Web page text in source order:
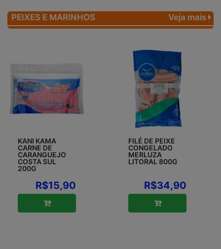
PEIXES E MARINHOS Veja mais
KANI KAMA
CARNE DE
CARANGUEJO
COSTA SUL
200G
R$15,90
FILÉ DE PEIXE
CONGELADO
MERLUZA
LITORAL 800G
R$34,90